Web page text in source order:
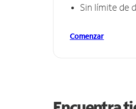
Sin límite de
Comenzar